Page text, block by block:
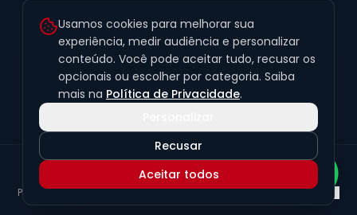
R. Fernandes de Barros, 491, Sala 4
Alto da XV · Curitiba/PR · 80040-060
(41) 99201-6050
contato@exclusivetapetes.com.br
© 2026 Exclusive Pisos e Tapetes Personalizados
45.563.259/0001-89
Política de PrivacidadeTermos de UsoLGPDPreferências de cookies
Usamos cookies para melhorar sua
experiência, medir audiência e personalizar
conteúdo. Você pode aceitar tudo, recusar os
opcionais ou escolher por categoria. Saiba
mais na Política de Privacidade.
Recusar
Aceitar todos